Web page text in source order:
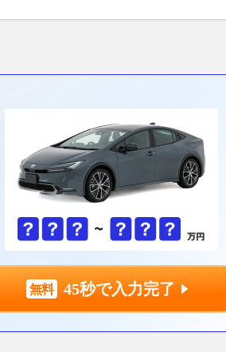
45秒で入力完了